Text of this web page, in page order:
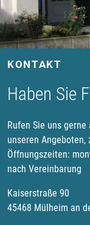
KONTAKT
Haben Sie
Rufen Sie uns
unseren
Öffnungszeiten:
nach Vereinbarung
Kaiserstraße 90
45468 Mülheim an